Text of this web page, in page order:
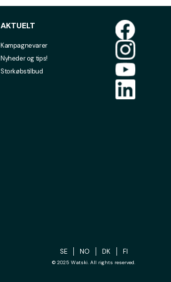
AKTUELT
Kampagnevarer
Nyheder og tips!
Storkøbstilbud
SE NO DK FI
© 2025 Watski. All rights reserved.